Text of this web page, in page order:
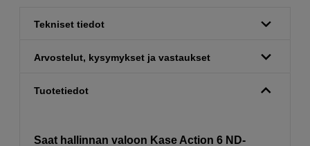
Tekniset tiedot
Arvostelut, kysymykset ja vastaukset
Tuotetiedot
Saat hallinnan valoon Kase Action 6 ND-